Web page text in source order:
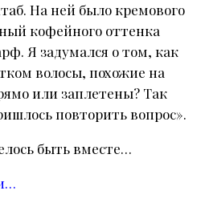
На ней было кремового
кофейного оттенка
Я задумался о том, как
волосы, похожие на
или заплетены? Так
повторить вопрос».
быть вместе…